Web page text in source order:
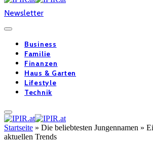
Newsletter
Business
Familie
Finanzen
Haus & Garten
Lifestyle
Technik
Startseite » Die beliebtesten Jungennamen »
aktuellen Trends